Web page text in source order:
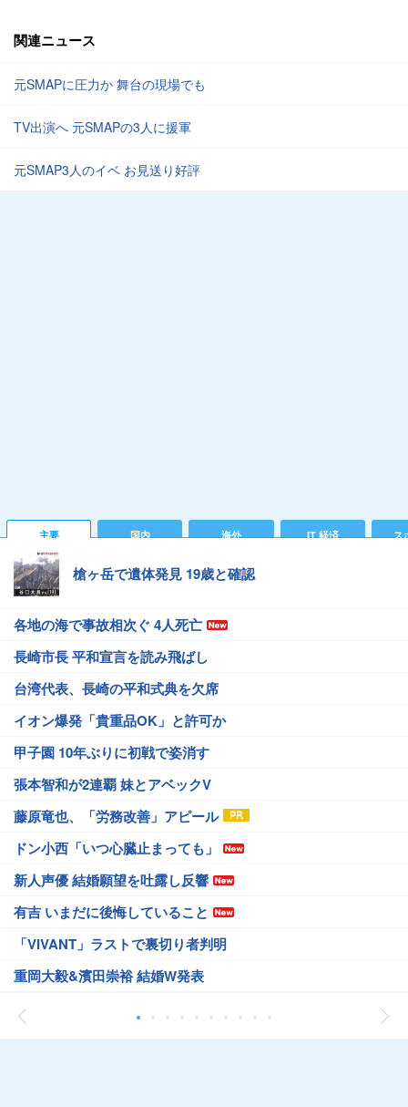
関連ニュース
元SMAPに圧力か 舞台の現場でも
TV出演へ 元SMAPの3人に援軍
元SMAP3人のイベ お見送り好評
主要 国内 海外 IT 経済 ス
槍ヶ岳で遺体発見 19歳と確認
各地の海で事故相次ぐ 4人死亡
長崎市長 平和宣言を読み飛ばし
台湾代表、長崎の平和式典を欠席
イオン爆発「貴重品OK」と許可か
甲子園 10年ぶりに初戦で姿消す
張本智和が2連覇 妹とアベックV
藤原竜也、「労務改善」アピール
ドン小西「いつ心臓止まっても」
新人声優 結婚願望を吐露し反響
有吉 いまだに後悔していること
「VIVANT」ラストで裏切り者判明
重岡大毅&濱田崇裕 結婚W発表